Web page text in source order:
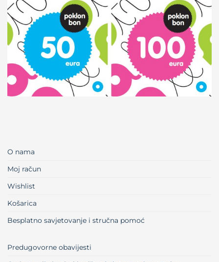
O nama
Moj račun
Wishlist
Košarica
Besplatno savjetovanje i stručna pomoć
Predugovorne obavijesti